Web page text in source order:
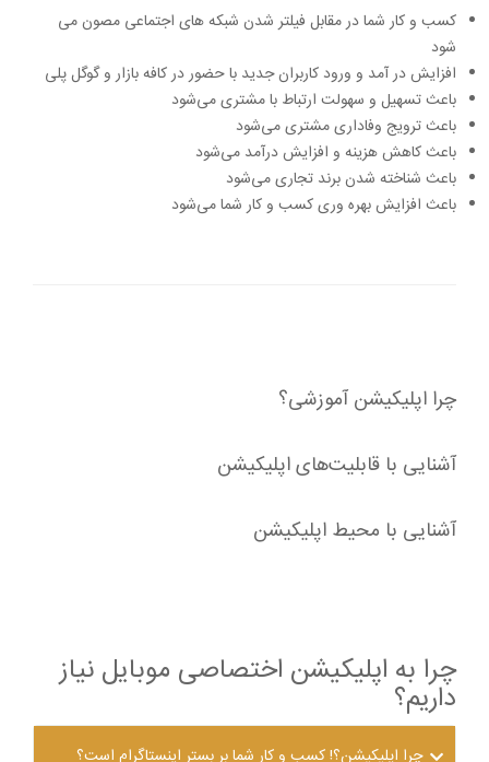
کسب و کار شما در مقابل فیلتر شدن شبکه های اجتماعی مصون می
شود
افزایش در آمد و ورود کاربران جدید با حضور در کافه بازار و گوگل پلی
باعث تسهیل و سهولت ارتباط با مشتری می‌شود
باعث ترویج وفاداری مشتری می‌شود
باعث کاهش هزینه و افزایش درآمد می‌شود
باعث شناخته شدن برند تجاری می‌شود
باعث افزایش بهره وری کسب و کار شما می‌شود
چرا اپلیکیشن آموزشی؟
آشنایی با قابلیت‌های اپلیکیشن
آشنایی با محیط اپلیکیشن
چرا به اپلیکیشن اختصاصی موبایل نیاز
داریم؟
چرا اپلیکیشن؟! کسب و کار شما بر بستر اینستاگرام است؟